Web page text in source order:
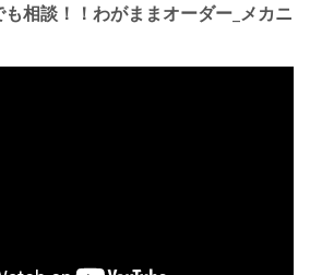
も相談！！わがままオーダー_メカニ